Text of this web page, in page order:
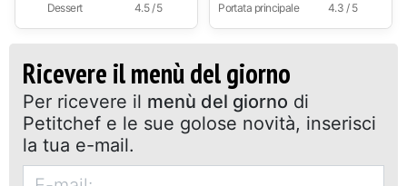
Dessert 4.5 / 5 Portata principale 4.3 / 5
Ricevere il menù del giorno
Per ricevere il menù del giorno di
Petitchef e le sue golose novità, inserisci
la tua e-mail.